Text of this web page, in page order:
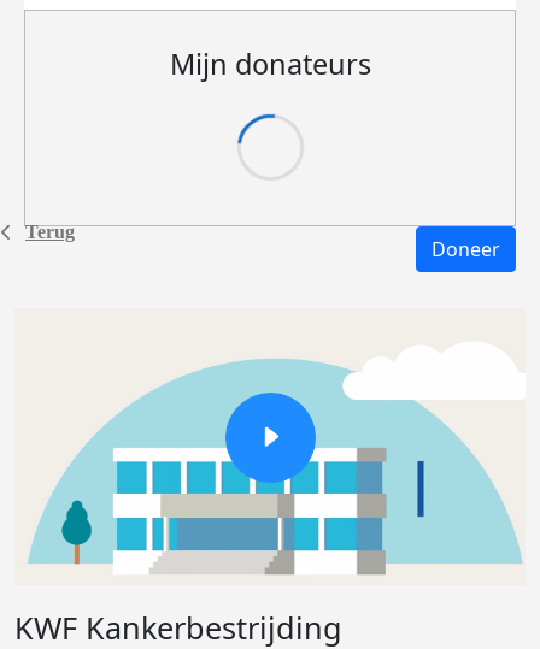
Terug
Mijn donateurs
Doneer
KWF Kankerbestrijding